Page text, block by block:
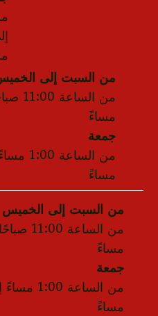
من السبت إلى
مساءً
جمعة
مساءً
من السبت إلى الخميس
مساءً
جمعة
مساءً